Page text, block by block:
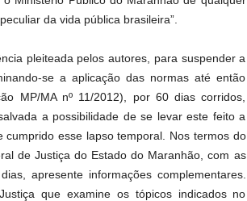
da vida pública brasileira”.
pleiteada pelos autores, para suspender a
se a aplicação das normas até então
MP/MA nº 11/2012), por 60 dias corridos,
a possibilidade de se levar este feito a
esse lapso temporal. Nos termos do
de Justiça do Estado do Maranhão, com as
apresente informações complementares.
que examine os tópicos indicados no